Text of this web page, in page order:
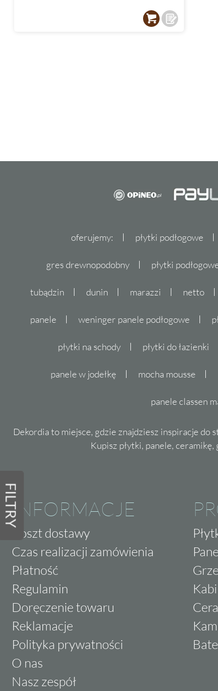
FILTRY
oferujemy: płytki podłogowe
gres drewnopodobny płytki
tubądzin dunin marazzi netto
panele weninger panele podłogowe
płytki na schody płytki do łazienki
panele w jodełkę mocha mousse
panele classen
Dekordia to miejsce, gdzie znajdziesz inspiracje do
Kupisz płytki, panele,
INFORMACJE
Koszt dostawy
Czas realizacji zamówienia
Płatność
Regulamin
Doręczenie towaru
Reklamacje
Polityka prywatności
O nas
Nasz zespół